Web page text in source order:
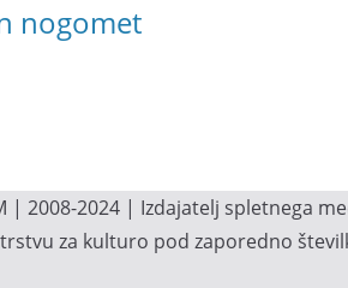
nogomet
2008-2024 | Izdajatelj spletnega
za kulturo pod zaporedno